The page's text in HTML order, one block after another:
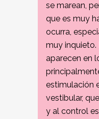
se marean,
que es muy
ocurra,
muy inquieto.
aparecen en
estimulación
vestibular,
y al control